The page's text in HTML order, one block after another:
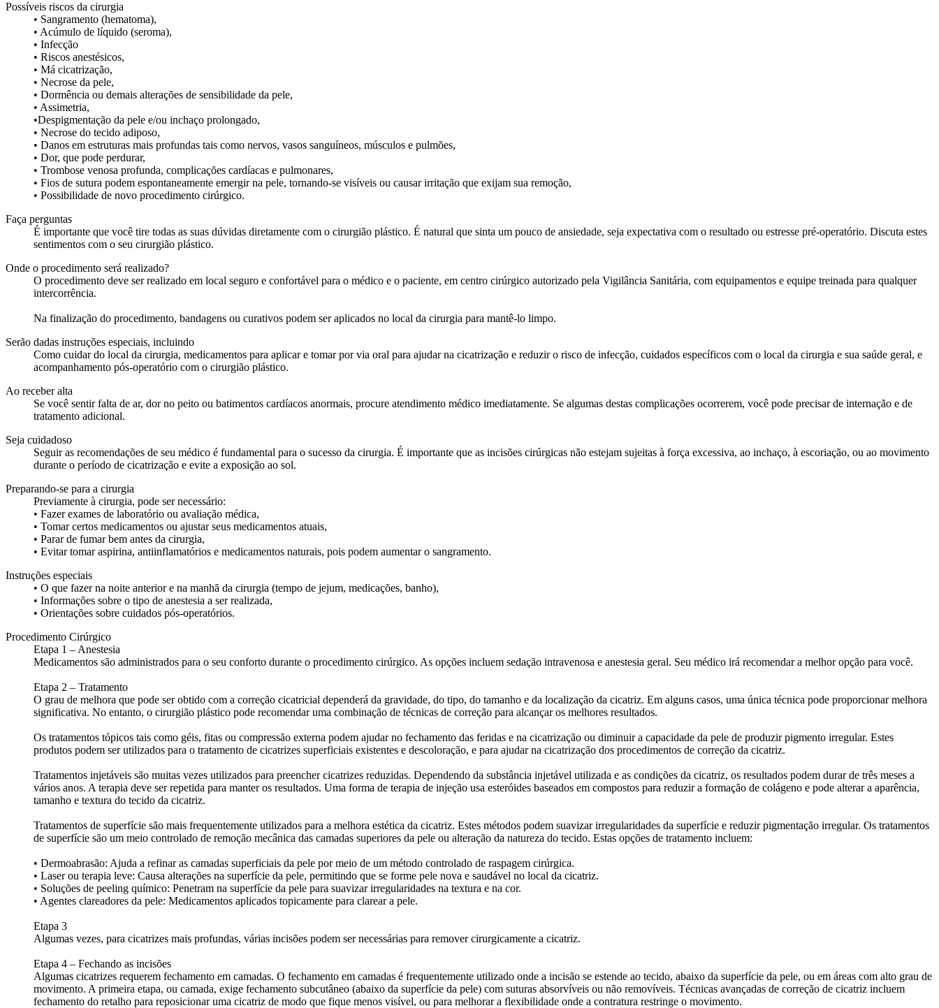
Possíveis riscos da cirurgia
• Sangramento (hematoma),
• Acúmulo de líquido (seroma),
• Infecção
• Riscos anestésicos,
• Má cicatrização,
• Necrose da pele,
• Dormência ou demais alterações de sensibilidade da pele,
• Assimetria,
•Despigmentação da pele e/ou inchaço prolongado,
• Necrose do tecido adiposo,
• Danos em estruturas mais profundas tais como nervos, vasos sanguíneos, músculos e pulmões,
• Dor, que pode perdurar,
• Trombose venosa profunda, complicações cardíacas e pulmonares,
• Fios de sutura podem espontaneamente emergir na pele, tornando-se visíveis ou causar irritação que exijam sua remoção,
• Possibilidade de novo procedimento cirúrgico.
Faça perguntas
É importante que você tire todas as suas dúvidas diretamente com o cirurgião plástico. É natural que sinta um pouco de ansiedade, seja expectativa com o resultado ou estresse pré-operatório. Discuta estes
sentimentos com o seu cirurgião plástico.
Onde o procedimento será realizado?
O procedimento deve ser realizado em local seguro e confortável para o médico e o paciente, em centro cirúrgico autorizado pela Vigilância Sanitária, com equipamentos e equipe treinada para qualquer
intercorrência.
Na finalização do procedimento, bandagens ou curativos podem ser aplicados no local da cirurgia para mantê-lo limpo.
Serão dadas instruções especiais, incluindo
Como cuidar do local da cirurgia, medicamentos para aplicar e tomar por via oral para ajudar na cicatrização e reduzir o risco de infecção, cuidados específicos com o local da cirurgia e sua saúde geral, e
acompanhamento pós-operatório com o cirurgião plástico.
Ao receber alta
Se você sentir falta de ar, dor no peito ou batimentos cardíacos anormais, procure atendimento médico imediatamente. Se algumas destas complicações ocorrerem, você pode precisar de internação e de
tratamento adicional.
Seja cuidadoso
Seguir as recomendações de seu médico é fundamental para o sucesso da cirurgia. É importante que as incisões cirúrgicas não estejam sujeitas à força excessiva, ao inchaço, à escoriação, ou ao movimento
durante o período de cicatrização e evite a exposição ao sol.
Preparando-se para a cirurgia
Previamente à cirurgia, pode ser necessário:
• Fazer exames de laboratório ou avaliação médica,
• Tomar certos medicamentos ou ajustar seus medicamentos atuais,
• Parar de fumar bem antes da cirurgia,
• Evitar tomar aspirina, antiinflamatórios e medicamentos naturais, pois podem aumentar o sangramento.
Instruções especiais
• O que fazer na noite anterior e na manhã da cirurgia (tempo de jejum, medicações, banho),
• Informações sobre o tipo de anestesia a ser realizada,
• Orientações sobre cuidados pós-operatórios.
Procedimento Cirúrgico
Etapa 1 – Anestesia
Medicamentos são administrados para o seu conforto durante o procedimento cirúrgico. As opções incluem sedação intravenosa e anestesia geral. Seu médico irá recomendar a melhor opção para você.
Etapa 2 – Tratamento
O grau de melhora que pode ser obtido com a correção cicatricial dependerá da gravidade, do tipo, do tamanho e da localização da cicatriz. Em alguns casos, uma única técnica pode proporcionar melhora
significativa. No entanto, o cirurgião plástico pode recomendar uma combinação de técnicas de correção para alcançar os melhores resultados.
Os tratamentos tópicos tais como géis, fitas ou compressão externa podem ajudar no fechamento das feridas e na cicatrização ou diminuir a capacidade da pele de produzir pigmento irregular. Estes
produtos podem ser utilizados para o tratamento de cicatrizes superficiais existentes e descoloração, e para ajudar na cicatrização dos procedimentos de correção da cicatriz.
Tratamentos injetáveis são muitas vezes utilizados para preencher cicatrizes reduzidas. Dependendo da substância injetável utilizada e as condições da cicatriz, os resultados podem durar de três meses a
vários anos. A terapia deve ser repetida para manter os resultados. Uma forma de terapia de injeção usa esteróides baseados em compostos para reduzir a formação de colágeno e pode alterar a aparência,
tamanho e textura do tecido da cicatriz.
Tratamentos de superfície são mais frequentemente utilizados para a melhora estética da cicatriz. Estes métodos podem suavizar irregularidades da superfície e reduzir pigmentação irregular. Os tratamentos
de superfície são um meio controlado de remoção mecânica das camadas superiores da pele ou alteração da natureza do tecido. Estas opções de tratamento incluem:
• Dermoabrasão: Ajuda a refinar as camadas superficiais da pele por meio de um método controlado de raspagem cirúrgica.
• Laser ou terapia leve: Causa alterações na superfície da pele, permitindo que se forme pele nova e saudável no local da cicatriz.
• Soluções de peeling químico: Penetram na superfície da pele para suavizar irregularidades na textura e na cor.
• Agentes clareadores da pele: Medicamentos aplicados topicamente para clarear a pele.
Etapa 3
Algumas vezes, para cicatrizes mais profundas, várias incisões podem ser necessárias para remover cirurgicamente a cicatriz.
Etapa 4 – Fechando as incisões
Algumas cicatrizes requerem fechamento em camadas. O fechamento em camadas é frequentemente utilizado onde a incisão se estende ao tecido, abaixo da superfície da pele, ou em áreas com alto grau de
movimento. A primeira etapa, ou camada, exige fechamento subcutâneo (abaixo da superfície da pele) com suturas absorvíveis ou não removíveis. Técnicas avançadas de correção de cicatriz incluem
fechamento do retalho para reposicionar uma cicatriz de modo que fique menos visível, ou para melhorar a flexibilidade onde a contratura restringe o movimento.